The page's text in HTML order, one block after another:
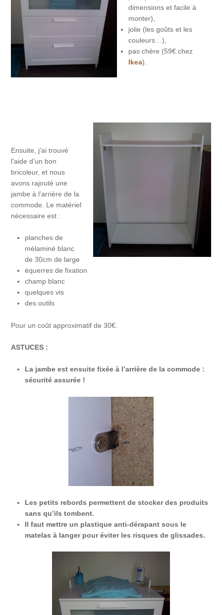
dimensions et facile à
monter),
jolie (les goûts et les
couleurs…),
pas chère (59€ chez
Ikea).
Ensuite, j’ai trouvé
l’aide d’un bon
bricoleur, et nous
avons rajouté une
jambe à l’arrière de la
commode. Le matériel
nécessaire est :
planches de
mélaminé blanc
de 30cm de large
équerres de fixation
champ blanc
quelques vis
des outils
Pour un coût approximatif de 30€.
ASTUCES :
La jambe est ensuite fixée à l’arrière de la commode :
sécurité assurée !
Les petits rebords permettent de stocker des produits
sans qu’ils tombent.
Il faut mettre un plastique anti-dérapant sous le
matelas à langer pour éviter les risques de glissades.